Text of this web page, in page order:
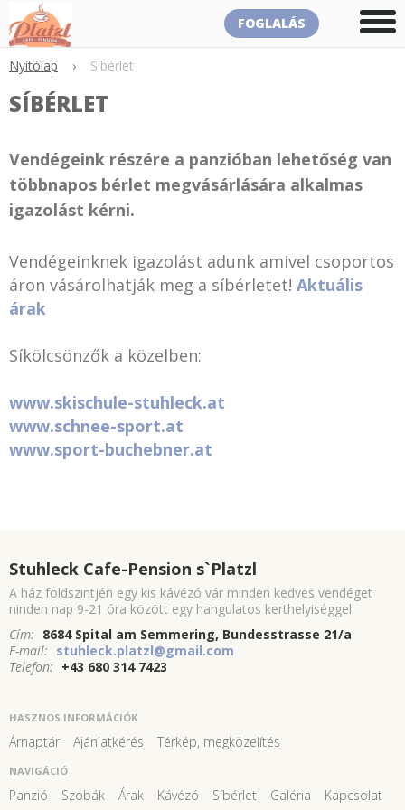
FOGLALÁS
Nyitólap › Síbérlet
SÍBÉRLET
Vendégeink részére a panzióban lehetőség van
többnapos bérlet megvásárlására alkalmas
igazolást kérni.
Vendégeinknek igazolást adunk amivel csoportos
áron vásárolhatják meg a síbérletet! Aktuális
árak
Síkölcsönzők a közelben:
www.skischule-stuhleck.at
www.schnee-sport.at
www.sport-buchebner.at
Stuhleck Cafe-Pension s`Platzl
A ház földszintjén egy kis kávézó vár minden kedves vendéget
ninden nap 9-21 óra között egy hangulatos kerthelyiséggel.
Cím: 8684 Spital am Semmering, Bundesstrasse 21/a
E-mail: stuhleck.platzl@gmail.com
Telefon: +43 680 314 7423
HASZNOS INFORMÁCIÓK
Árnaptár Ajánlatkérés Térkép, megközelítés
NAVIGÁCIÓ
Panzió Szobák Árak Kávézó Síbérlet Galéria Kapcsolat